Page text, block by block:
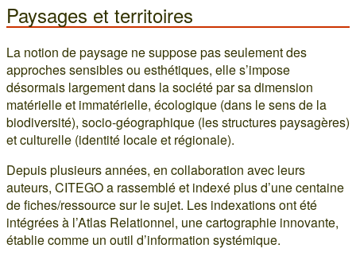
Paysages et territoires
La notion de paysage ne suppose pas seulement des
approches sensibles ou esthétiques, elle s’impose
désormais largement dans la société par sa dimension
matérielle et immatérielle, écologique (dans le sens de la
biodiversité), socio-géographique (les structures paysagères)
et culturelle (identité locale et régionale).
Depuis plusieurs années, en collaboration avec leurs
auteurs, CITEGO a rassemblé et indexé plus d’une centaine
de fiches/ressource sur le sujet. Les indexations ont été
intégrées à l’Atlas Relationnel, une cartographie innovante,
établie comme un outil d’information systémique.